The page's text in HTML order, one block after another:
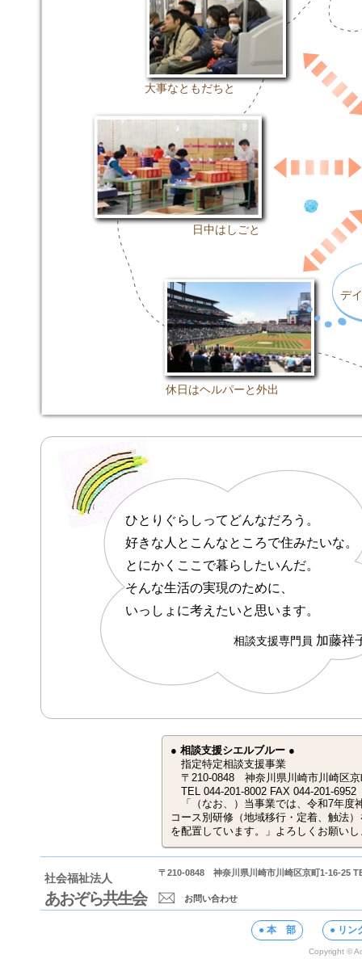
大事なともだちと
日中はしごと
デ
休日はヘルパーと外出
ひとりぐらしってどんなだろう。
好きな人とこんなところで住みたいな。
とにかくここで暮らしたいんだ。
そんな生活の実現のために、
いっしょに考えたいと思います。
相談支援専門員 加藤祥
● 相談支援シエルブルー ●
指定特定相談支援事業
〒210-0848 神奈川県川崎市川崎区京
TEL 044-201-8002 FAX 044-201-6952
「（なお、）当事業では、令和7年度
コース別研修（地域移行・定着、触法
を配置しています。」よろしくお願い
社会福祉法人
あおぞら共生会
〒210-0848 神奈川県川崎市川崎区京町1-16-25
お問い合わせ
● 本 部 ● リン
Copyright ©